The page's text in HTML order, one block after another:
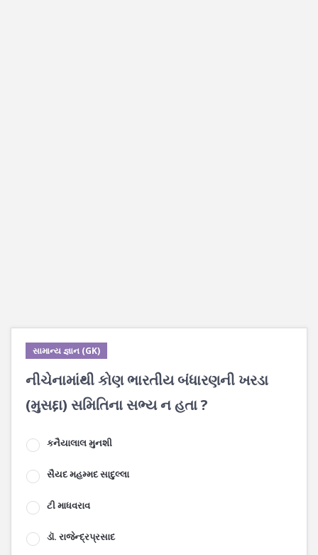
સામાન્ય જ્ઞાન (GK)
નીચેનામાંથી કોણ ભારતીય બંધારણની ખરડા
(મુસદ્દા) સમિતિના સભ્ય ન હતા ?
કનૈયાલાલ મુનશી
સૈયદ મહમ્મદ સાદુલ્લા
ટી માધવરાવ
ડૉ. રાજેન્દ્રપ્રસાદ